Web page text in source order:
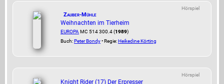
Hörspiel
Zauber-Mühle
Weihnachten im Tierheim
EUROPA MC 514 300.4 (1989)
Buch:Peter Bondy• Regie:Heikedine Körting
Hörspiel
Knight Rider (17) Der Erpresser